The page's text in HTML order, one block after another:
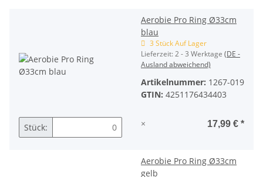
Aerobie Pro Ring Ø33cm
blau
3 Stück Auf Lager
Lieferzeit:2 - 3 Werktage (DE -
Ausland abweichend)
Artikelnummer: 1267-019
GTIN: 4251176434403
Stück: × 17,99 € *
Aerobie Pro Ring Ø33cm
gelb